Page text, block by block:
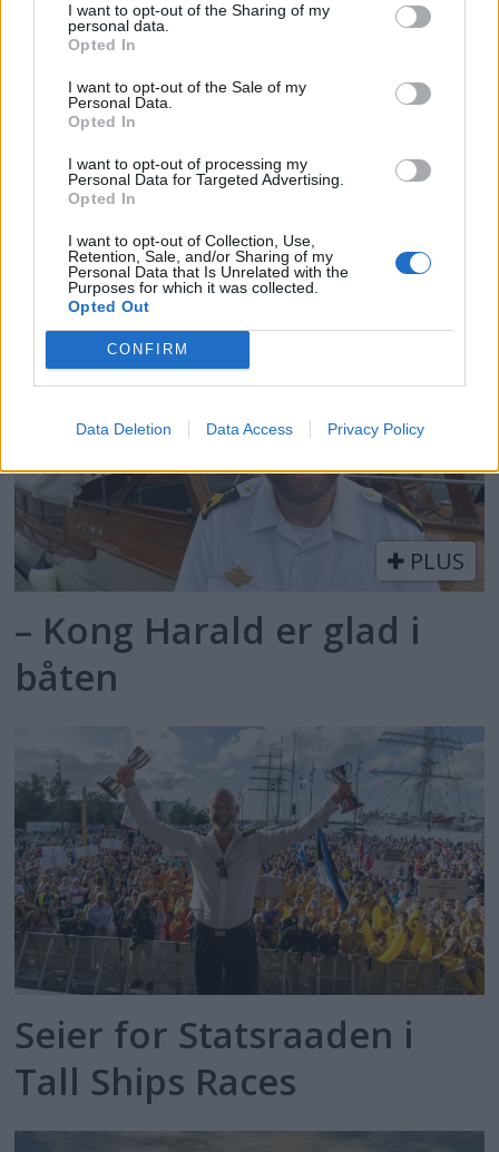
I want to opt-out of the Sharing of my
personal data.
Opted In
I want to opt-out of the Sale of my
Personal Data.
Opted In
I want to opt-out of processing my
Personal Data for Targeted Advertising.
Opted In
I want to opt-out of Collection, Use,
Retention, Sale, and/or Sharing of my
Personal Data that Is Unrelated with the
Purposes for which it was collected.
Opted Out
CONFIRM
Data Deletion Data Access Privacy Policy
Politiets teori: Tok igjen
fritidsbåten bakfra
PLUS
– Kong Harald er glad i
båten
Seier for Statsraaden i
Tall Ships Races